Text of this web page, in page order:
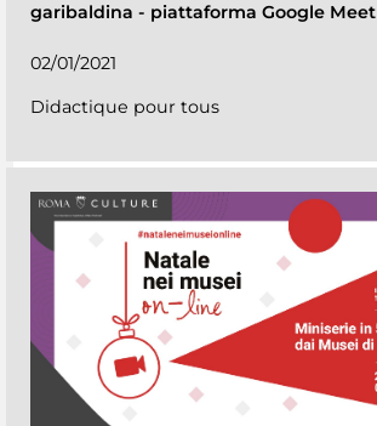
garibaldina - piattaforma Google Meet
02/01/2021
Didactique pour tous